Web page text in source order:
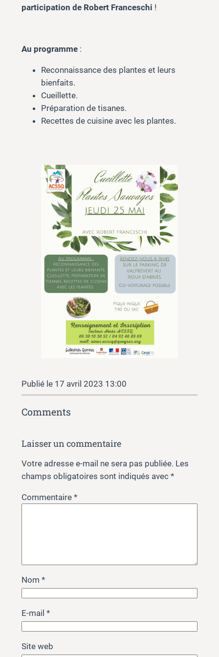
participation de Robert Franceschi !
Au programme:
Reconnaissance des plantes et leurs
bienfaits.
Cueillette.
Préparation de tisanes.
Recettes de cuisine avec les plantes.
17 avril 2023 13:00
Comments
Laisser un commentaire
Votre adresse e-mail ne sera pas publiée. Les
champs obligatoires sont indiqués avec *
Commentaire *
Nom *
E-mail *
Site web